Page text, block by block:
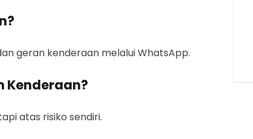
geran kenderaan melalui WhatsApp.
Kenderaan?
atas risiko sendiri.